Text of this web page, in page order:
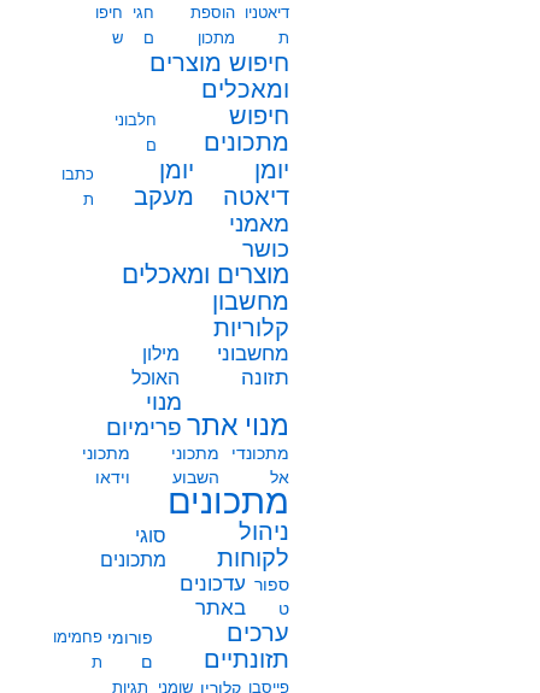
דיאטניו
ת
הוספת
מתכון
חגי
ם
חיפו
ש
חיפוש מוצרים
ומאכלים
חיפוש
מתכונים
חלבוני
ם
יומן
דיאטה
יומן
מעקב
כתבו
ת
מאמני
כושר
מוצרים ומאכלים
מחשבון
קלוריות
מחשבוני
תזונה
מילון
האוכל
מנוי אתר
מנוי
פרימיום
מתכונדי
אל
מתכוני
השבוע
מתכוני
וידאו
מתכונים
ניהול
לקוחות
סוגי
מתכונים
ספור
ט
עדכונים
באתר
ערכים
תזונתיים
פורומי
ם
פחמימו
ת
פייסבו קלוריו שומני
תגיות